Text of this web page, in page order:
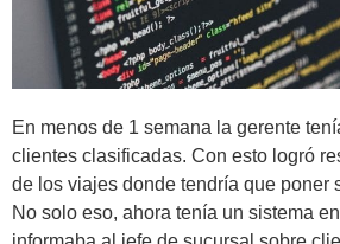
En menos de 1 semana la gerente
clientes clasificadas. Con esto logró
de los viajes donde tendría que poner
No solo eso, ahora tenía un sistema